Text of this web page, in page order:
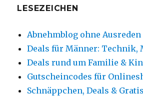
LESEZEICHEN
Abnehmblog ohne
Deals für Männer: Technik,
Deals rund um Familie &
Gutscheincodes für
Schnäppchen, Deals &